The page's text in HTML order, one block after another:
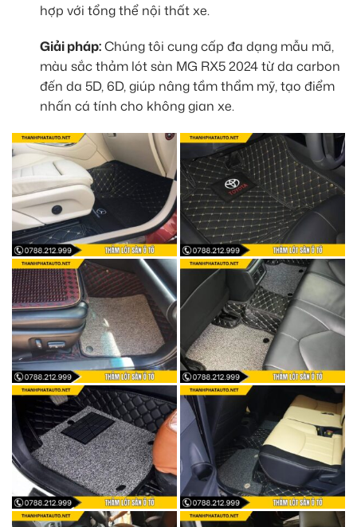
hợp với tổng thể nội thất xe.
Giải pháp:Chúng tôi cung cấp đa dạng mẫu mã,
màu sắc thảm lót sàn MG RX5 2024 từ da carbon
đến da 5D, 6D, giúp nâng tầm thẩm mỹ, tạo điểm
nhấn cá tính cho không gian xe.